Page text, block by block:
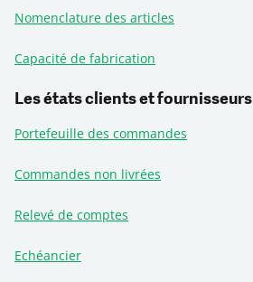
Nomenclature des articles
Capacité de fabrication
Les états clients et fournisseurs
Portefeuille des commandes
Commandes non livrées
Relevé de comptes
Echéancier